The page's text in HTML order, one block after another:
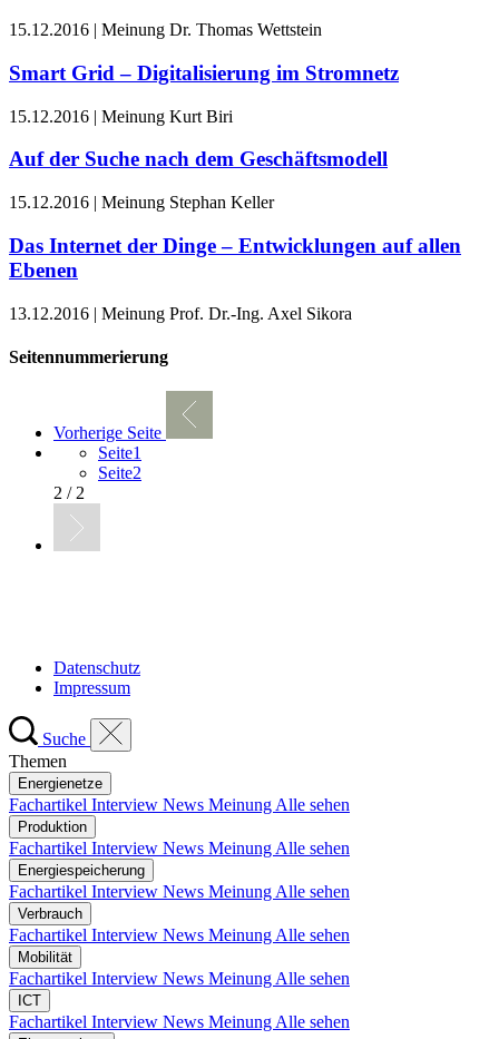
15.12.2016 | Meinung Dr. Thomas Wettstein
Smart Grid – Digitalisierung im Stromnetz
15.12.2016 | Meinung Kurt Biri
Auf der Suche nach dem Geschäftsmodell
15.12.2016 | Meinung Stephan Keller
Das Internet der Dinge – Entwicklungen auf allen
Ebenen
13.12.2016 | Meinung Prof. Dr.-Ing. Axel Sikora
Seitennummerierung
Vorherige Seite
Seite1
Seite2
2 / 2
Datenschutz
Impressum
Suche
Themen
Energienetze
Fachartikel Interview News Meinung Alle sehen
Produktion
Fachartikel Interview News Meinung Alle sehen
Energiespeicherung
Fachartikel Interview News Meinung Alle sehen
Verbrauch
Fachartikel Interview News Meinung Alle sehen
Mobilität
Fachartikel Interview News Meinung Alle sehen
ICT
Fachartikel Interview News Meinung Alle sehen